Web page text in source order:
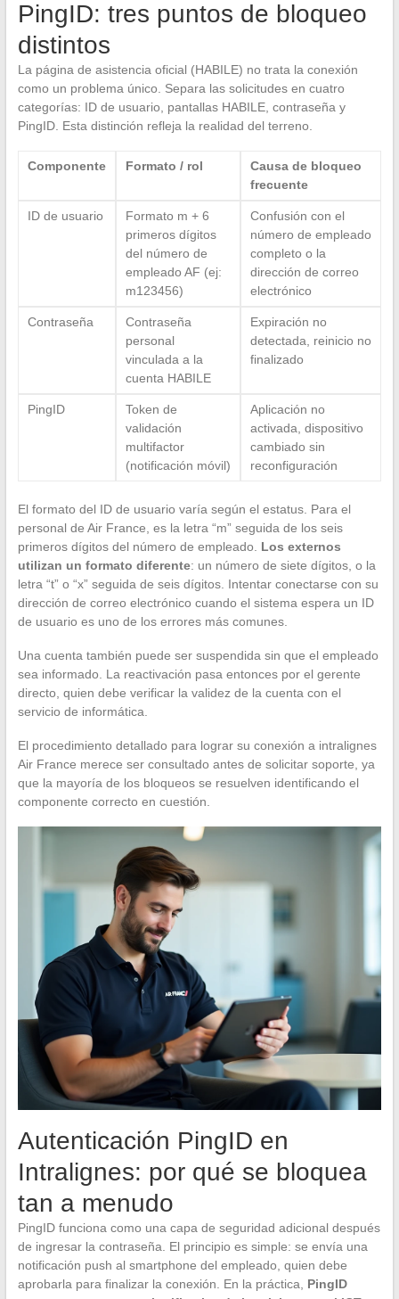
PingID: tres puntos de bloqueo
distintos
La página de asistencia oficial (HABILE) no trata la conexión
como un problema único. Separa las solicitudes en cuatro
categorías: ID de usuario, pantallas HABILE, contraseña y
PingID. Esta distinción refleja la realidad del terreno.
Componente Formato / rol
Causa de bloqueo
frecuente
ID de usuario
Formato m + 6
primeros dígitos
del número de
empleado AF (ej:
m123456)
Confusión con el
número de empleado
completo o la
dirección de correo
electrónico
Contraseña
Contraseña
personal
vinculada a la
cuenta HABILE
Expiración no
detectada, reinicio no
finalizado
PingID
Token de
validación
multifactor
(notificación móvil)
Aplicación no
activada, dispositivo
cambiado sin
reconfiguración
El formato del ID de usuario varía según el estatus. Para el
personal de Air France, es la letra “m” seguida de los seis
primeros dígitos del número de empleado. Los externos
utilizan un formato diferente: un número de siete dígitos, o la
letra “t” o “x” seguida de seis dígitos. Intentar conectarse con su
dirección de correo electrónico cuando el sistema espera un ID
de usuario es uno de los errores más comunes.
Una cuenta también puede ser suspendida sin que el empleado
sea informado. La reactivación pasa entonces por el gerente
directo, quien debe verificar la validez de la cuenta con el
servicio de informática.
El procedimiento detallado para lograr su conexión a intralignes
Air France merece ser consultado antes de solicitar soporte, ya
que la mayoría de los bloqueos se resuelven identificando el
componente correcto en cuestión.
Autenticación PingID en
Intralignes: por qué se bloquea
tan a menudo
PingID funciona como una capa de seguridad adicional después
de ingresar la contraseña. El principio es simple: se envía una
notificación push al smartphone del empleado, quien debe
aprobarla para finalizar la conexión. En la práctica, PingID